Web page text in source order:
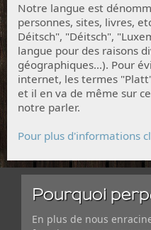
Notre langue est
personnes, sites, livres,
Déitsch", "Déitsch",
langue pour des raisons
géographiques...). Pour
internet, les termes
et il en va de même sur
notre parler.
Pour plus d'informations
Pourquoi
En plus de nous